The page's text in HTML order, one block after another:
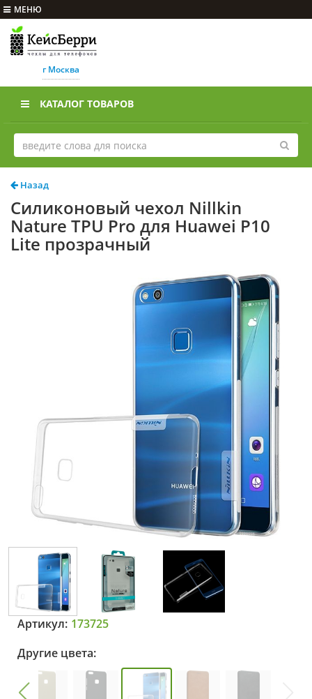
МЕНЮ
г Москва
КАТАЛОГ ТОВАРОВ
Назад
Силиконовый чехол Nillkin
Nature TPU Pro для Huawei P10
Lite прозрачный
Артикул: 173725
Другие цвета: